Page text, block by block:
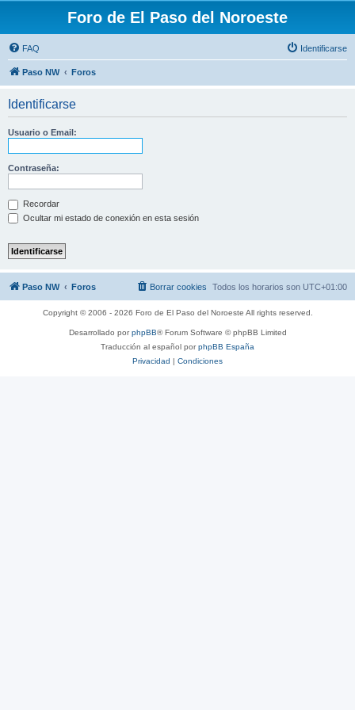
Foro de El Paso del Noroeste
FAQ Identificarse
Paso NW Foros
Identificarse
Usuario o Email:
Contraseña:
Recordar
Ocultar mi estado de conexión en esta sesión
Paso NW Foros Todos los horarios son UTC+01:00
Borrar cookies
Copyright © 2006 - 2026 Foro de El Paso del Noroeste All rights reserved.
Desarrollado porphpBB® Forum Software © phpBB Limited
Traducción al español porphpBB España
Privacidad | Condiciones